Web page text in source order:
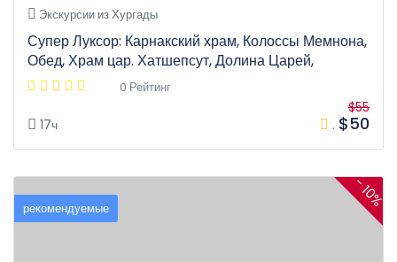
Экскурсии из Хургады
Супер Луксор: Карнакский храм, Колоссы Мемнона,
Обед, Храм цар. Хатшепсут, Долина Царей,
0 Рейтинг
17ч .
$55
$50
рекомендуемые - 10%